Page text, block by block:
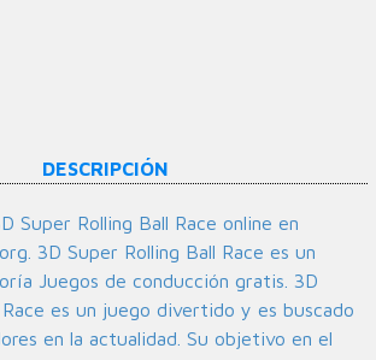
DESCRIPCIÓN
Super Rolling Ball Race online en
3D Super Rolling Ball Race es un
Juegos de conducción gratis. 3D
es un juego divertido y es buscado
en la actualidad. Su objetivo en el